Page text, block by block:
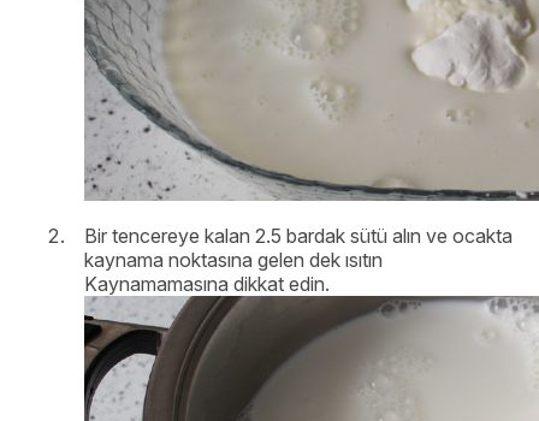
Bir tencereye kalan 2.5 bardak sütü alın ve ocakta
kaynama noktasına gelen dek ısıtın
Kaynamamasına dikkat edin.